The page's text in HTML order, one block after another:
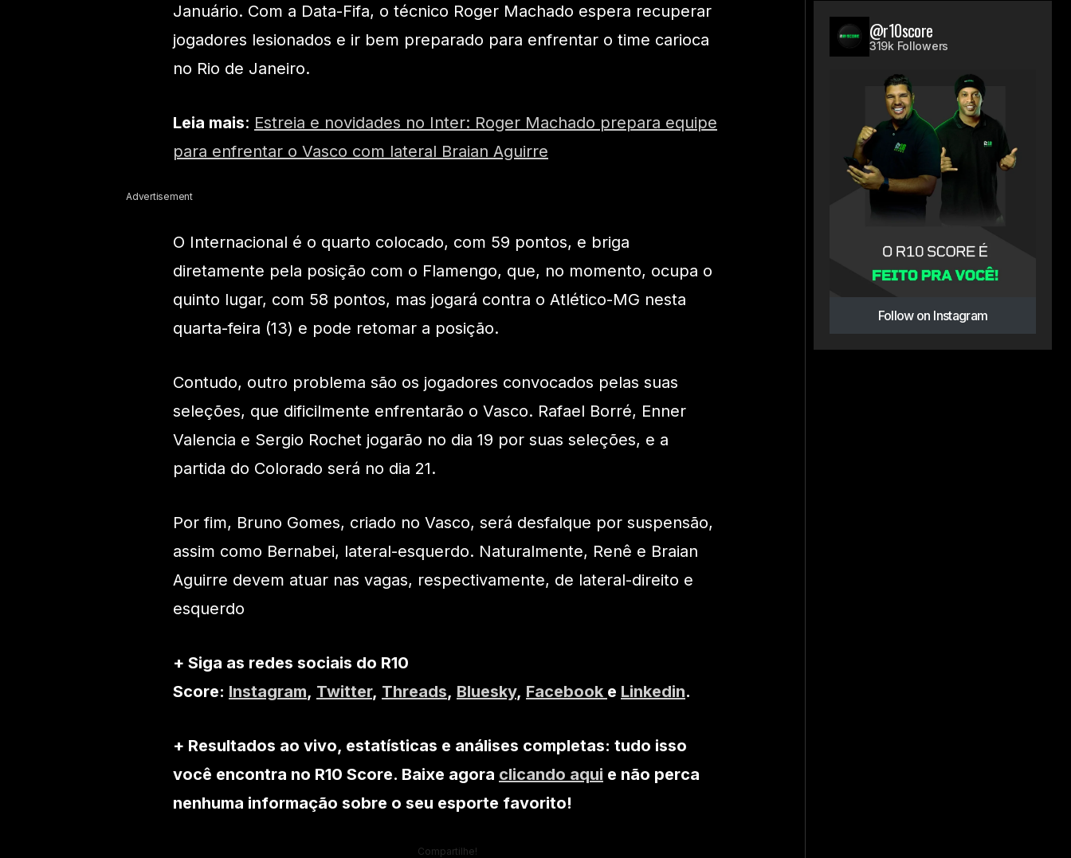
Januário. Com a Data-Fifa, o técnico Roger Machado espera recuperar
jogadores lesionados e ir bem preparado para enfrentar o time carioca
no Rio de Janeiro.
Leia mais: Estreia e novidades no Inter: Roger Machado prepara equipe
para enfrentar o Vasco com lateral Braian Aguirre
Advertisement
O Internacional é o quarto colocado, com 59 pontos, e briga
diretamente pela posição com o Flamengo, que, no momento, ocupa o
quinto lugar, com 58 pontos, mas jogará contra o Atlético-MG nesta
quarta-feira (13) e pode retomar a posição.
Contudo, outro problema são os jogadores convocados pelas suas
seleções, que dificilmente enfrentarão o Vasco. Rafael Borré, Enner
Valencia e Sergio Rochet jogarão no dia 19 por suas seleções, e a
partida do Colorado será no dia 21.
Por fim, Bruno Gomes, criado no Vasco, será desfalque por suspensão,
assim como Bernabei, lateral-esquerdo. Naturalmente, Renê e Braian
Aguirre devem atuar nas vagas, respectivamente, de lateral-direito e
esquerdo
+ Siga as redes sociais do R10
Score: Instagram, Twitter, Threads, Bluesky, Facebook e Linkedin.
+ Resultados ao vivo, estatísticas e análises completas: tudo isso
você encontra no R10 Score. Baixe agora clicando aqui e não perca
nenhuma informação sobre o seu esporte favorito!
Compartilhe!
@r10score
319k Followers
Follow on Instagram